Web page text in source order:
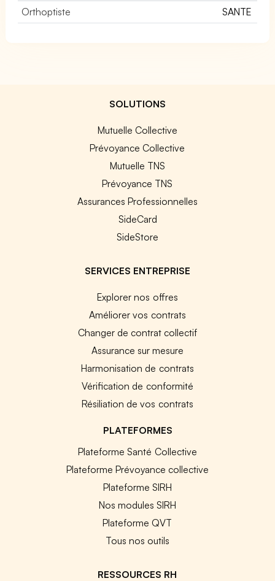
Orthoptiste SANTE
SOLUTIONS
Mutuelle Collective
Prévoyance Collective
Mutuelle TNS
Prévoyance TNS
Assurances Professionnelles
SideCard
SideStore
SERVICES ENTREPRISE
Explorer nos offres
Améliorer vos contrats
Changer de contrat collectif
Assurance sur mesure
Harmonisation de contrats
Vérification de conformité
Résiliation de vos contrats
PLATEFORMES
Plateforme Santé Collective
Plateforme Prévoyance collective
Plateforme SIRH
Nos modules SIRH
Plateforme QVT
Tous nos outils
RESSOURCES RH